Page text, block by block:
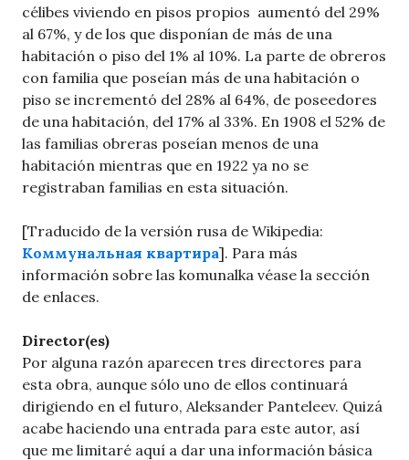
célibes viviendo en pisos propios aumentó del 29%
al 67%, y de los que disponían de más de una
habitación o piso del 1% al 10%. La parte de obreros
con familia que poseían más de una habitación o
piso se incrementó del 28% al 64%, de poseedores
de una habitación, del 17% al 33%. En 1908 el 52% de
las familias obreras poseían menos de una
habitación mientras que en 1922 ya no se
registraban familias en esta situación.
[Traducido de la versión rusa de Wikipedia:
Коммунальная квартира]. Para más
información sobre las komunalka véase la sección
de enlaces.
Director(es)
Por alguna razón aparecen tres directores para
esta obra, aunque sólo uno de ellos continuará
dirigiendo en el futuro, Aleksander Panteleev. Quizá
acabe haciendo una entrada para este autor, así
que me limitaré aquí a dar una información básica